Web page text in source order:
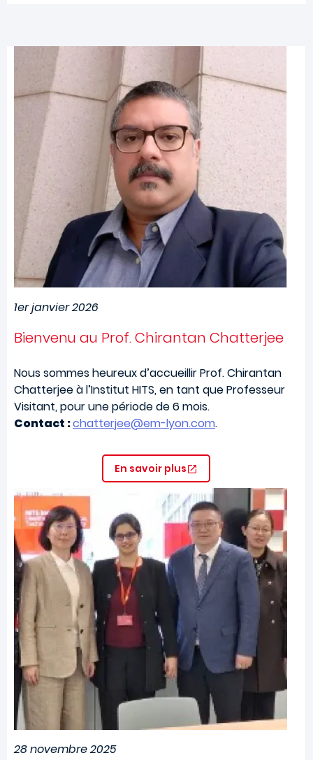
Image
1er janvier 2026
Bienvenu au Prof. Chirantan Chatterjee
Nous sommes heureux d’accueillir Prof. Chirantan
Chatterjee à l’Institut HITS, en tant que Professeur
Visitant, pour une période de 6 mois.
Contact :chatterjee@em-lyon.com.
En savoir plus
Image
28 novembre 2025